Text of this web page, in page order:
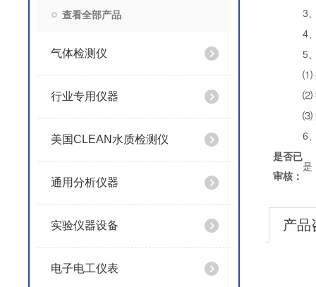
查看全部产品
气体检测仪
行业专用仪器
美国CLEAN水质检测仪
通用分析仪器
实验仪器设备
电子电工仪表
3
4
5
⑴
⑵
⑶
6
是否已
审核：
是
产品